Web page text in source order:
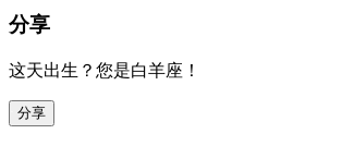
分享
这天出生？您是白羊座！
分享